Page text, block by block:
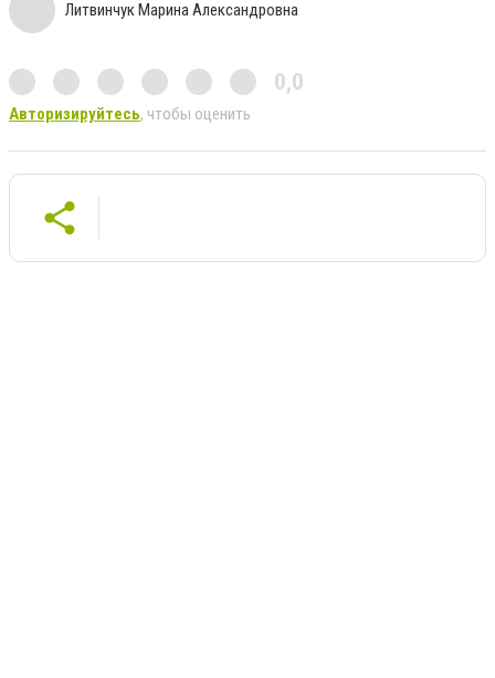
Литвинчук Марина Александровна
0,0
Авторизируйтесь, чтобы оценить